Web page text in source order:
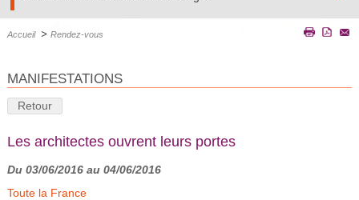
Accueil > Rendez-vous
MANIFESTATIONS
Retour
Les architectes ouvrent leurs portes
Du 03/06/2016 au 04/06/2016
Toute la France